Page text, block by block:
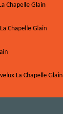
Chapelle Glain
Chapelle Glain
La Chapelle Glain